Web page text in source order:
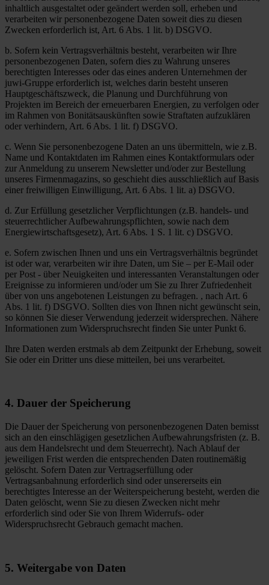
inhaltlich ausgestaltet oder geändert werden soll, erheben und
verarbeiten wir personenbezogene Daten soweit dies zu diesen
Zwecken erforderlich ist, Art. 6 Abs. 1 lit. b) DSGVO.
b. Sofern kein Vertragsverhältnis besteht, verarbeiten wir Ihre
personenbezogenen Daten, sofern dies zu Wahrung unseres
berechtigten Interesses oder das eines anderen Unternehmen der
juwi-Gruppe erforderlich ist, welches darin besteht unseren
Hauptgeschäftszweck, die Planung und Durchführung von
Projekten im Bereich der erneuerbaren Energien, zu verfolgen oder
im Rahmen von Bonitätsauskünften sowie Straftaten aufzuklären
oder verhindern, Art. 6 Abs. 1 lit. f) DSGVO.
c. Wenn Sie personenbezogene Daten an uns übermitteln, wie z.B.
Name und Kontaktdaten im Rahmen eines Kontaktformulars oder
zur Anmeldung zu unserem Newsletter und/oder zur Bestellung
unseres Firmenmagazins, so geschieht dies ausschließlich auf Basis
einer freiwilligen Einwilligung, Art. 6 Abs. 1 lit. a) DSGVO.
d. Zur Erfüllung gesetzlicher Verpflichtungen (z.B. handels- und
steuerrechtlicher Aufbewahrungspflichten, sowie nach dem
Energiewirtschaftsgesetz), Art. 6 Abs. 1 S. 1 lit. c) DSGVO.
e. Sofern zwischen Ihnen und uns ein Vertragsverhältnis begründet
ist oder war, verarbeiten wir ihre Daten, um Sie – per E-Mail oder
per Post - über Neuigkeiten und interessanten Veranstaltungen oder
Ereignisse zu informieren und/oder um Sie zu Ihrer Zufriedenheit
über von uns angebotenen Leistungen zu befragen. , nach Art. 6
Abs. 1 lit. f) DSGVO. Sollten dies von Ihnen nicht gewünscht sein,
so können Sie dieser Verwendung jederzeit widersprechen. Nähere
Informationen zum Widerspruchsrecht finden Sie unter Punkt 6.
Ihre Daten werden erstmals ab dem Zeitpunkt der Erhebung, soweit
Sie oder ein Dritter uns diese mitteilen, bei uns verarbeitet.
4. Dauer der Speicherung
Die Dauer der Speicherung von personenbezogenen Daten bemisst
sich an den einschlägigen gesetzlichen Aufbewahrungsfristen (z. B.
aus dem Handelsrecht und dem Steuerrecht). Nach Ablauf der
jeweiligen Frist werden die entsprechenden Daten routinemäßig
gelöscht. Sofern Daten zur Vertragserfüllung oder
Vertragsanbahnung erforderlich sind oder unsererseits ein
berechtigtes Interesse an der Weiterspeicherung besteht, werden die
Daten gelöscht, wenn Sie zu diesen Zwecken nicht mehr
erforderlich sind oder Sie von Ihrem Widerrufs- oder
Widerspruchsrecht Gebrauch gemacht machen.
5. Weitergabe von Daten